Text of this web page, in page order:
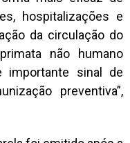
hospitalizações e
da circulação do
não humano
importante sinal de
preventiva”,